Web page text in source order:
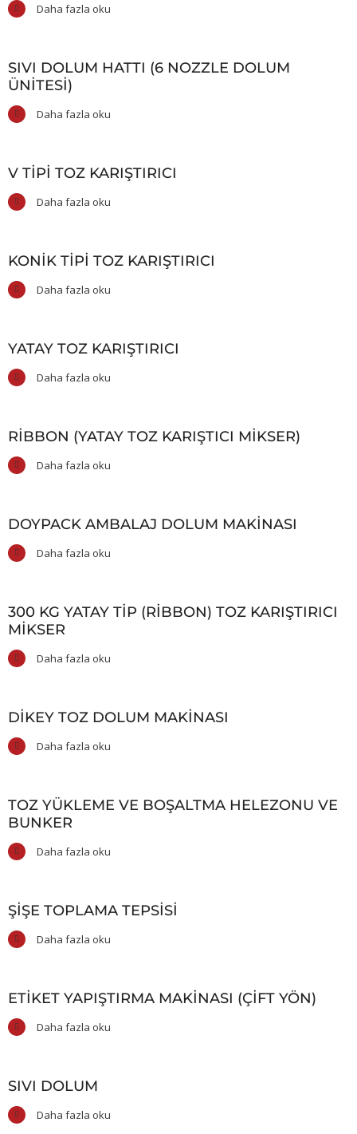
Daha fazla oku
SIVI DOLUM HATTI (6 NOZZLE DOLUM
ÜNITESI)
Daha fazla oku
V TIPI TOZ KARIŞTIRICI
Daha fazla oku
KONIK TIPI TOZ KARIŞTIRICI
Daha fazla oku
YATAY TOZ KARIŞTIRICI
Daha fazla oku
RIBBON (YATAY TOZ KARIŞTICI MIKSER)
Daha fazla oku
DOYPACK AMBALAJ DOLUM MAKINASI
Daha fazla oku
300 KG YATAY TIP (RIBBON) TOZ KARIŞTIRICI
MIKSER
Daha fazla oku
DIKEY TOZ DOLUM MAKINASI
Daha fazla oku
TOZ YÜKLEME VE BOŞALTMA HELEZONU VE
BUNKER
Daha fazla oku
ŞIŞE TOPLAMA TEPSISI
Daha fazla oku
ETIKET YAPIŞTIRMA MAKINASI (ÇIFT YÖN)
Daha fazla oku
SIVI DOLUM
Daha fazla oku